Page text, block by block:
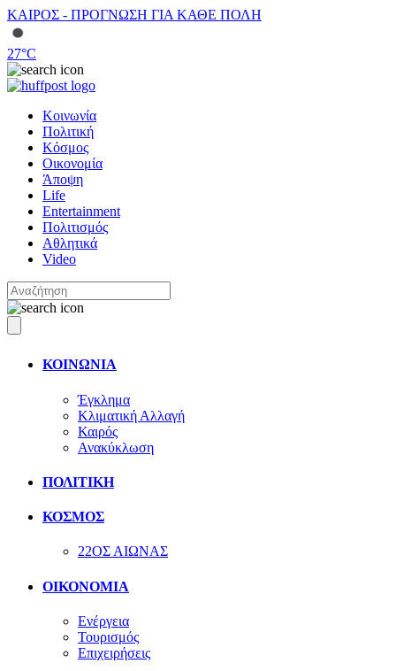
ΚΑΙΡΟΣ - ΠΡΟΓΝΩΣΗ ΓΙΑ ΚΑΘΕ ΠΟΛΗ
27°C
Κοινωνία
Πολιτική
Κόσμος
Οικονομία
Άποψη
Life
Entertainment
Πολιτισμός
Αθλητικά
Video
ΚΟΙΝΩΝΙΑ
Έγκλημα
Κλιματική Αλλαγή
Καιρός
Ανακύκλωση
ΠΟΛΙΤΙΚΗ
ΚΟΣΜΟΣ
22ΟΣ ΑΙΩΝΑΣ
ΟΙΚΟΝΟΜΙΑ
Ενέργεια
Τουρισμός
Επιχειρήσεις